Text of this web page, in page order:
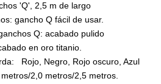
'Q', 2,5 m de largo
gancho Q fácil de usar.
Q: acabado pulido
en oro titanio.
Rojo, Negro, Rojo oscuro, Azul
2,0 metros/2,5 metros.